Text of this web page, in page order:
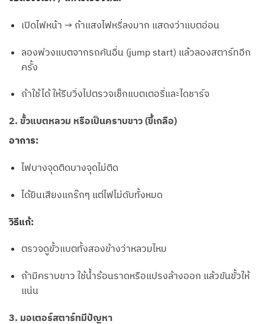
เปิดไฟหน้า → ถ้าแสงไฟหรี่ลงมาก แสดงว่าแบตอ่อน
ลองพ่วงแบตจากรถคันอื่น (jump start) แล้วลองสตาร์ทอีก
ครั้ง
ถ้าใช้ได้ ให้รีบวิ่งไปตรวจเช็กแบตเตอรี่และไดชาร์จ
2. ขั้วแบตหลวม หรือเป็นคราบขาว (ขี้เกลือ)
อาการ:
ไฟบางจุดติดบางจุดไม่ติด
ได้ยินเสียงแกร๊กๆ แต่ไฟไม่ดับทั้งหมด
วิธีแก้:
ตรวจดูขั้วแบตทั้งสองข้างว่าหลวมไหม
ถ้ามีคราบขาว ใช้น้ำร้อนราดหรือแปรงล้างออก แล้วขันขั้วให้
แน่น
3. มอเตอร์สตาร์ทมีปัญหา